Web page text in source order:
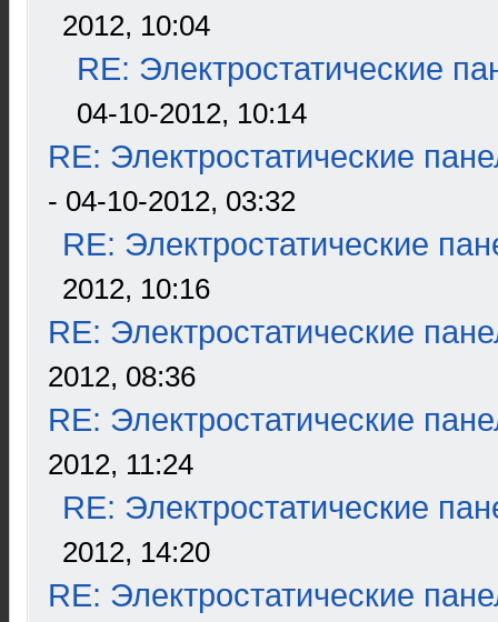
2012, 10:04
RE: Электростатические
04-10-2012, 10:14
RE: Электростатические
- 04-10-2012, 03:32
RE: Электростатические
2012, 10:16
RE: Электростатические
2012, 08:36
RE: Электростатические
2012, 11:24
RE: Электростатические
2012, 14:20
RE: Электростатические